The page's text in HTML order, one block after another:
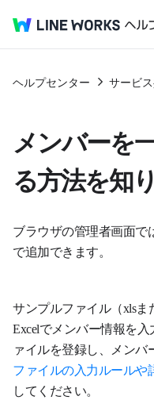
ヘルプセンター サービ
メンバーを
る方法を知
ブラウザの管理者画面で
で追加できます。
サンプルファイル（xlsま
Excelでメンバー情報を
ァイルを登録し、メンバ
ファイルの入力ルールや
してください。